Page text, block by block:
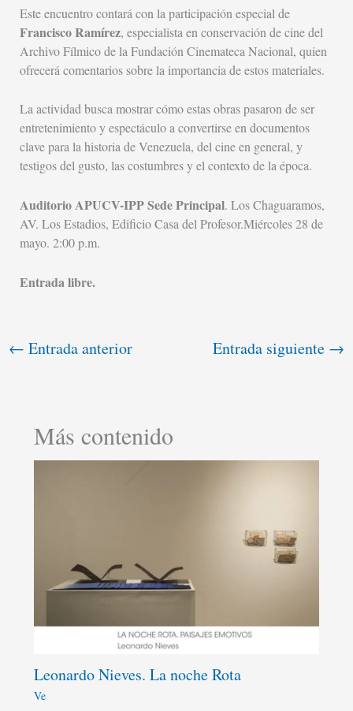
Este encuentro contará con la participación especial de
Francisco Ramírez, especialista en conservación de cine del
Archivo Fílmico de la Fundación Cinemateca Nacional, quien
ofrecerá comentarios sobre la importancia de estos materiales.
La actividad busca mostrar cómo estas obras pasaron de ser
entretenimiento y espectáculo a convertirse en documentos
clave para la historia de Venezuela, del cine en general, y
testigos del gusto, las costumbres y el contexto de la época.
Auditorio APUCV-IPP Sede Principal. Los Chaguaramos,
AV. Los Estadios, Edificio Casa del Profesor.Miércoles 28 de
mayo. 2:00 p.m.
Entrada libre.
← Entrada anterior Entrada siguiente →
Más contenido
Leonardo Nieves. La noche Rota
Ve